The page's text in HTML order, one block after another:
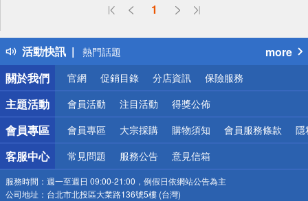
1
活動快訊
偏遠地區配送
得獎公告
熱門話題
銀行優惠
偏遠地區配送
詐騙網頁！請小心！
more
關於我們
官網 促銷目錄 分店資訊 保險服務
主題活動 會員活動 注目活動 得獎公佈
會員專區 會員專區 大宗採購 購物須知 會員服務條款 隱
客服中心 常見問題 服務公告 意見信箱
服務時間： 週一至週日 09:00-21:00，例假日依網站公告為主
公司地址： 台北市北投區大業路136號5樓 (台灣)